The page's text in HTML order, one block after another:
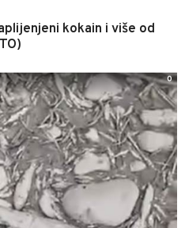
kokain i više od
0